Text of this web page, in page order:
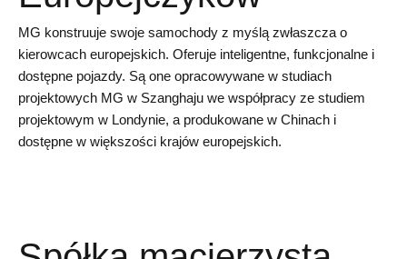
MG konstruuje swoje samochody z myślą zwłaszcza o
kierowcach europejskich. Oferuje inteligentne, funkcjonalne i
dostępne pojazdy. Są one opracowywane w studiach
projektowych MG w Szanghaju we współpracy ze studiem
projektowym w Londynie, a produkowane w Chinach i
dostępne w większości krajów europejskich.